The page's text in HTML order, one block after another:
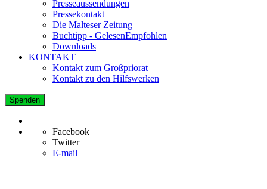
Presseaussendungen
Pressekontakt
Die Malteser Zeitung
Buchtipp - GelesenEmpfohlen
Downloads
KONTAKT
Kontakt zum Großpriorat
Kontakt zu den Hilfswerken
Spenden
Facebook
Twitter
E-mail